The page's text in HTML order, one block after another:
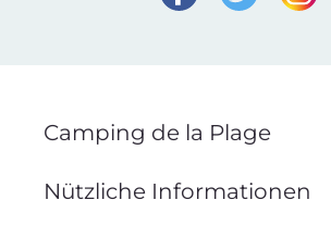
Camping de la Plage
Nützliche Informationen